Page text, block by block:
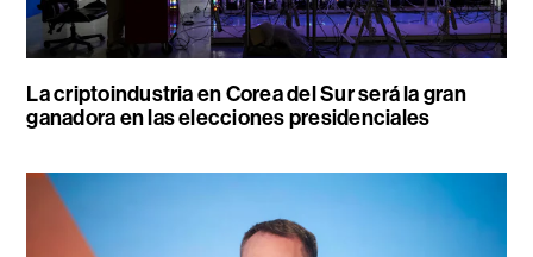
La criptoindustria en Corea del Sur será la gran
ganadora en las elecciones presidenciales